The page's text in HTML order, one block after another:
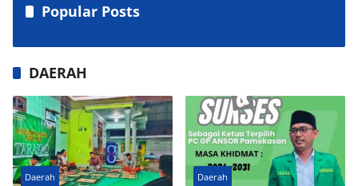
Popular Posts
DAERAH
Daerah Daerah